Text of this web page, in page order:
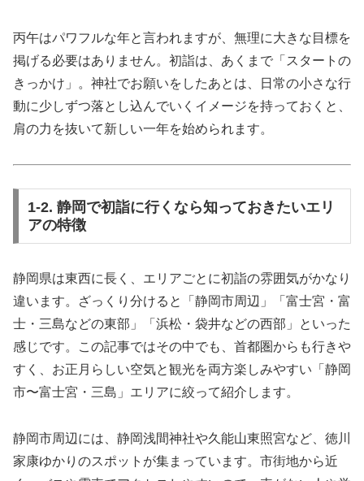
丙午はパワフルな年と言われますが、無理に大きな目標を
掲げる必要はありません。初詣は、あくまで「スタートの
きっかけ」。神社でお願いをしたあとは、日常の小さな行
動に少しずつ落とし込んでいくイメージを持っておくと、
肩の力を抜いて新しい一年を始められます。
1-2. 静岡で初詣に行くなら知っておきたいエリ
アの特徴
静岡県は東西に長く、エリアごとに初詣の雰囲気がかなり
違います。ざっくり分けると「静岡市周辺」「富士宮・富
士・三島などの東部」「浜松・袋井などの西部」といった
感じです。この記事ではその中でも、首都圏からも行きや
すく、お正月らしい空気と観光を両方楽しみやすい「静岡
市〜富士宮・三島」エリアに絞って紹介します。
静岡市周辺には、静岡浅間神社や久能山東照宮など、徳川
家康ゆかりのスポットが集まっています。市街地から近